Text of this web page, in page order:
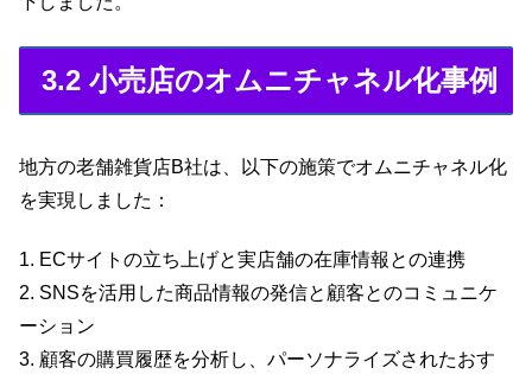
3.2 小売店のオムニチャネル化事例
地方の老舗雑貨店B社は、以下の施策でオムニチャネル化
を実現しました：
1. ECサイトの立ち上げと実店舗の在庫情報との連携
2. SNSを活用した商品情報の発信と顧客とのコミュニケ
ーション
3. 顧客の購買履歴を分析し、パーソナライズされたおす